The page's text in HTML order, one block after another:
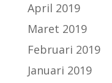
April 2019
Maret 2019
Februari 2019
Januari 2019